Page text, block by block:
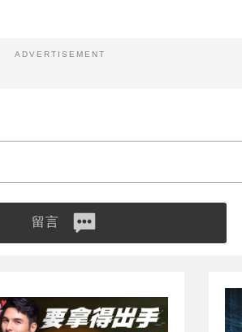
ADVERTISEMENT
留言